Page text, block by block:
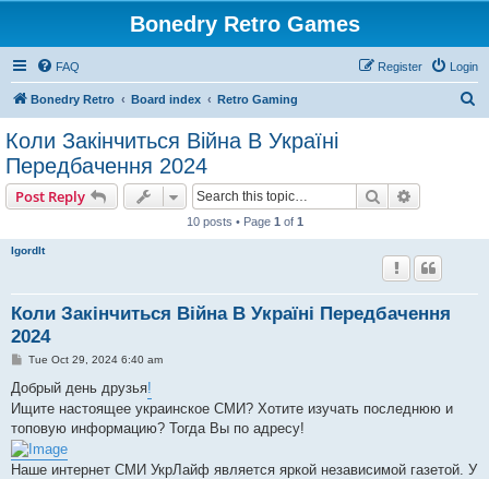
Bonedry Retro Games
FAQ Login
Register
Bonedry Retro Board index Retro Gaming
Коли Закінчиться Війна В Україні
Передбачення 2024
Post Reply Search
10 posts • Page 1 of 1
Igordlt
Коли Закінчиться Війна В Україні Передбачення
2024
P
s
Tue Oct 29, 2024 6:40 am
Добрый день друзья!
Ищите настоящее украинское СМИ? Хотите изучать последнюю и
топовую информацию? Тогда Вы по адресу!
Наше интернет СМИ УкрЛайф является яркой независимой газетой. У